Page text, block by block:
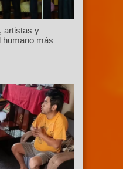
artistas y
humano más